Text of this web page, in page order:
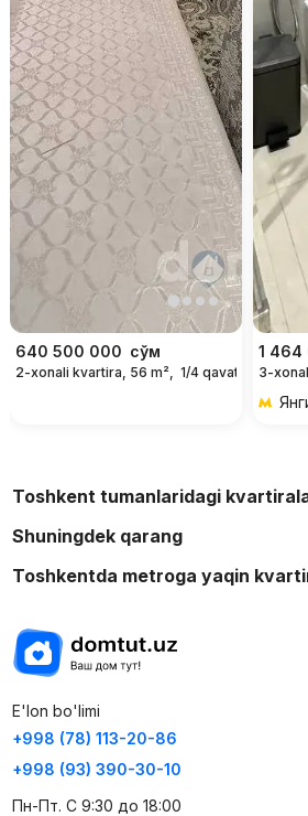
640 500 000 сўм
2-xonali kvartira, 56 m², 1/4 qavat
1
3-
Toshkent tumanlaridagi
Shuningdek qarang
Toshkentda metroga yaqin
E'lon bo'limi
+998 (78) 113-20-86
+998 (93) 390-30-10
Пн-Пт. С 9:30 до 18:00